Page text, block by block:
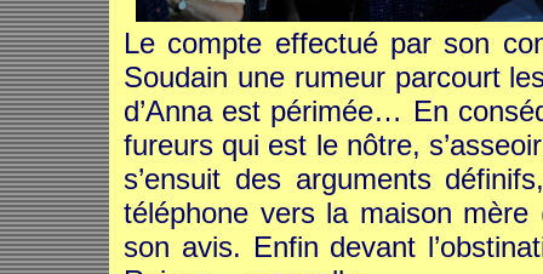
Le compte effectué par son
Soudain une rumeur parcourt
d’Anna est périmée… En
fureurs qui est le nôtre,
s’ensuit des arguments
téléphone vers la maison
son avis. Enfin devant